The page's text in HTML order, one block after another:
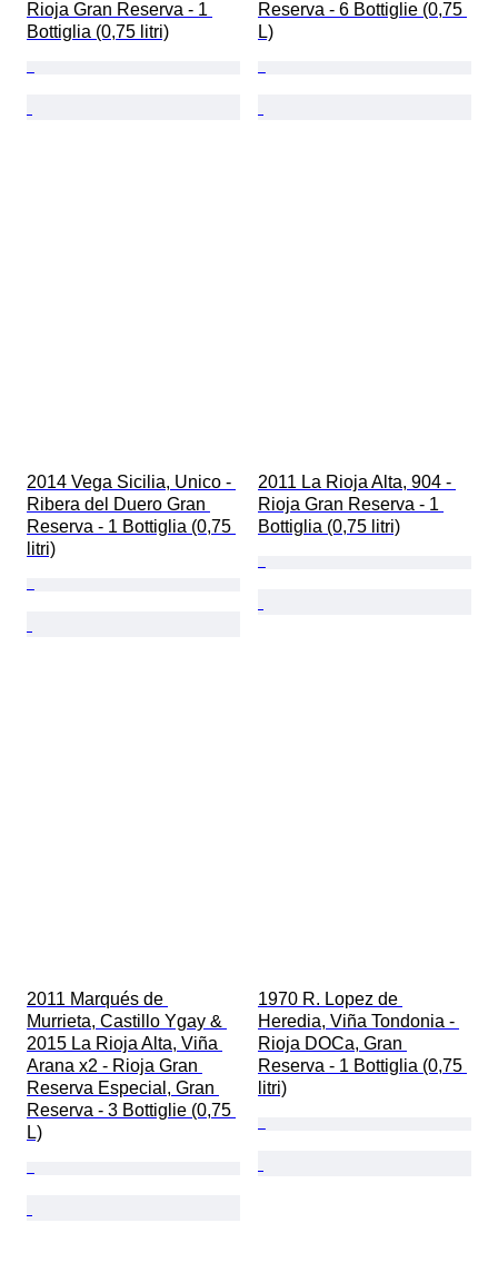
Rioja Gran Reserva - 1
Bottiglia (0,75 litri)
Reserva - 6 Bottiglie (0,75
L)
2014 Vega Sicilia, Unico -
Ribera del Duero Gran
Reserva - 1 Bottiglia (0,75
litri)
2011 La Rioja Alta, 904 -
Rioja Gran Reserva - 1
Bottiglia (0,75 litri)
2011 Marqués de
Murrieta, Castillo Ygay &
2015 La Rioja Alta, Viña
Arana x2 - Rioja Gran
Reserva Especial, Gran
Reserva - 3 Bottiglie (0,75
L)
1970 R. Lopez de
Heredia, Viña Tondonia -
Rioja DOCa, Gran
Reserva - 1 Bottiglia (0,75
litri)